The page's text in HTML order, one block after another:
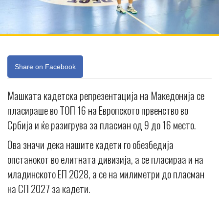
Share on Facebook
Mашката кадетска репрезентација на Македонија се
пласираше во ТОП 16 на Европското првенство во
Србија и ќе разигрува за пласман од 9 до 16 место.
Ова значи дека нашите кадети го обезбедија
опстанокот во елитната дивизија, а се пласираа и на
младинското ЕП 2028, а се на милиметри до пласман
на СП 2027 за кадети.